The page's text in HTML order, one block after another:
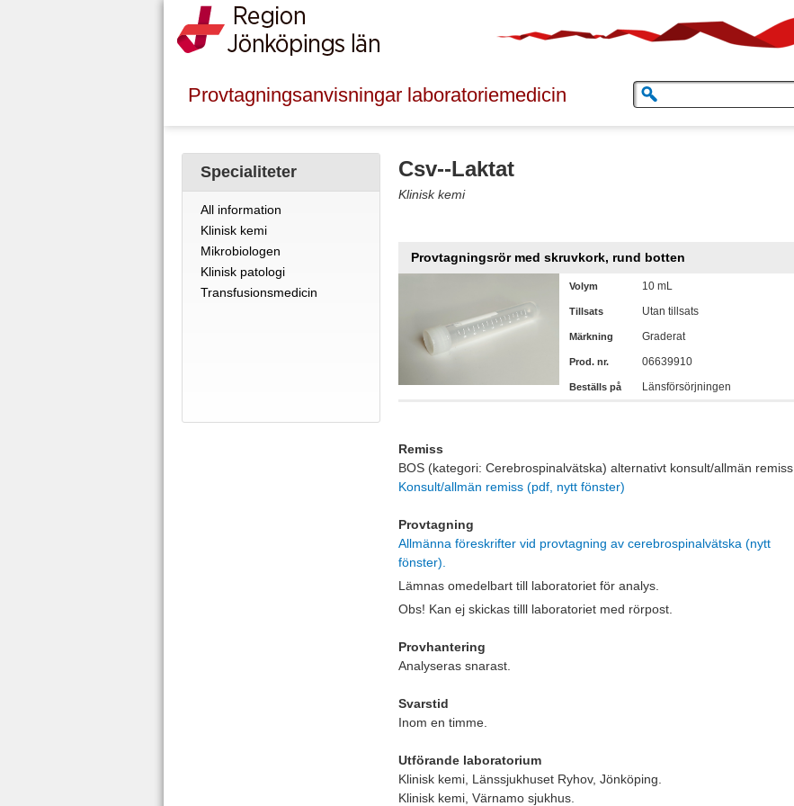
Provtagningsanvisningar laboratoriemedicin
Specialiteter
All information
Klinisk kemi
Mikrobiologen
Klinisk patologi
Transfusionsmedicin
Csv--Laktat
Klinisk kemi
Provtagningsrör med skruvkork, rund botten
Volym 10 mL
Tillsats Utan tillsats
Märkning Graderat
Prod. nr. 06639910
Beställs på Länsförsörjningen
Remiss
BOS (kategori: Cerebrospinalvätska) alternativt konsult/allmän remiss .
Konsult/allmän remiss (pdf, nytt fönster)
Provtagning
Allmänna föreskrifter vid provtagning av cerebrospinalvätska (nytt
fönster).
Lämnas omedelbart till laboratoriet för analys.
Obs! Kan ej skickas tilll laboratoriet med rörpost.
Provhantering
Analyseras snarast.
Svarstid
Inom en timme.
Utförande laboratorium
Klinisk kemi, Länssjukhuset Ryhov, Jönköping.
Klinisk kemi, Värnamo sjukhus.